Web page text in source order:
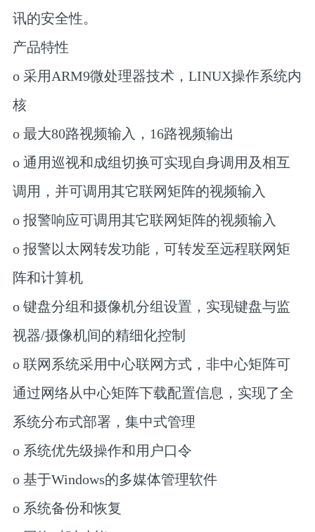
讯的安全性。
产品特性
o 采用ARM9微处理器技术，LINUX操作系统内
核
o 最大80路视频输入，16路视频输出
o 通用巡视和成组切换可实现自身调用及相互
调用，并可调用其它联网矩阵的视频输入
o 报警响应可调用其它联网矩阵的视频输入
o 报警以太网转发功能，可转发至远程联网矩
阵和计算机
o 键盘分组和摄像机分组设置，实现键盘与监
视器/摄像机间的精细化控制
o 联网系统采用中心联网方式，非中心矩阵可
通过网络从中心矩阵下载配置信息，实现了全
系统分布式部署，集中式管理
o 系统优先级操作和用户口令
o 基于Windows的多媒体管理软件
o 系统备份和恢复